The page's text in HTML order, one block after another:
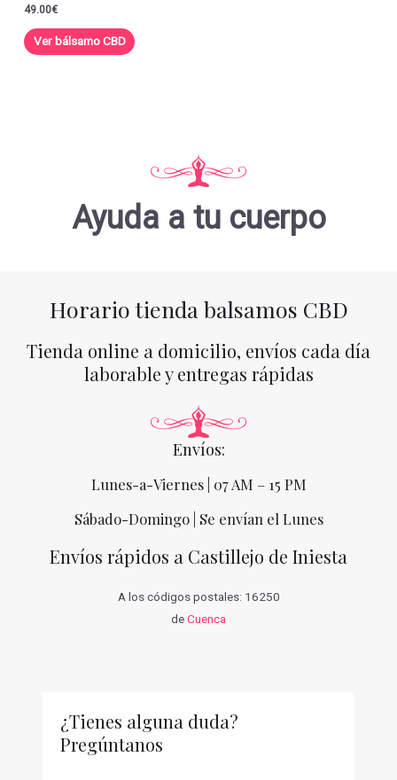
Valorado con
5.00
de 5
49.00€
Ver bálsamo CBD
Ayuda a tu cuerpo
Horario tienda balsamos CBD
Tienda online a domicilio, envíos cada día
laborable y entregas rápidas
Envíos:
Lunes-a-Viernes | 07 AM – 15 PM
Sábado-Domingo | Se envían el Lunes
Envíos rápidos a Castillejo de Iniesta
A los códigos postales: 16250
deCuenca
¿Tienes alguna duda?
Pregúntanos